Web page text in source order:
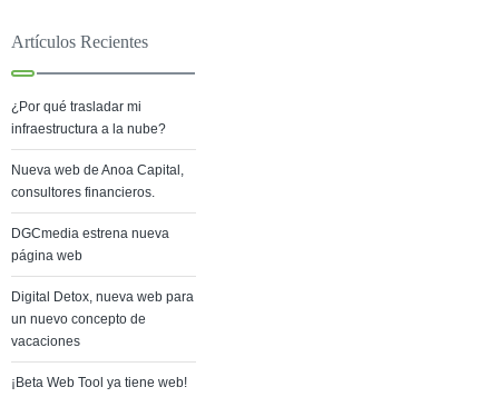
Artículos Recientes
¿Por qué trasladar mi
infraestructura a la nube?
Nueva web de Anoa Capital,
consultores financieros.
DGCmedia estrena nueva
página web
Digital Detox, nueva web para
un nuevo concepto de
vacaciones
¡Beta Web Tool ya tiene web!